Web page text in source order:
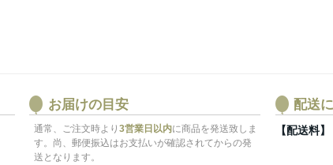
お届けの目安
通常、ご注文時より3営業日以内に商品を発送致しま
す。尚、郵便振込はお支払いが確認されてからの発
送となります。
配送
【配送料】